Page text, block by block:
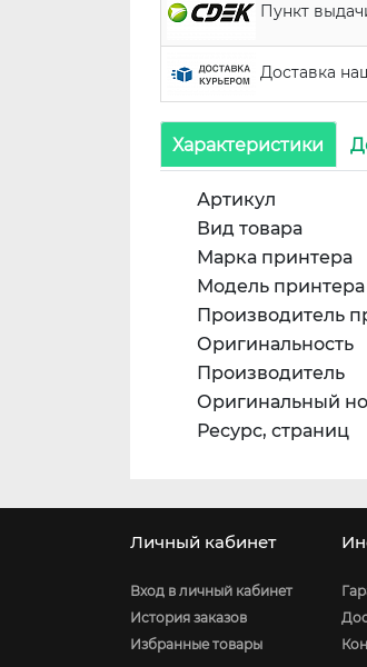
Пункт
Доставка
Характеристики
Артикул
Вид товара
Марка принтера
Модель принтера
Производитель
Оригинальность
Производитель
Оригинальный
Ресурс, страниц
Личный кабинет
Вход в личный кабинет
История заказов
Избранные товары